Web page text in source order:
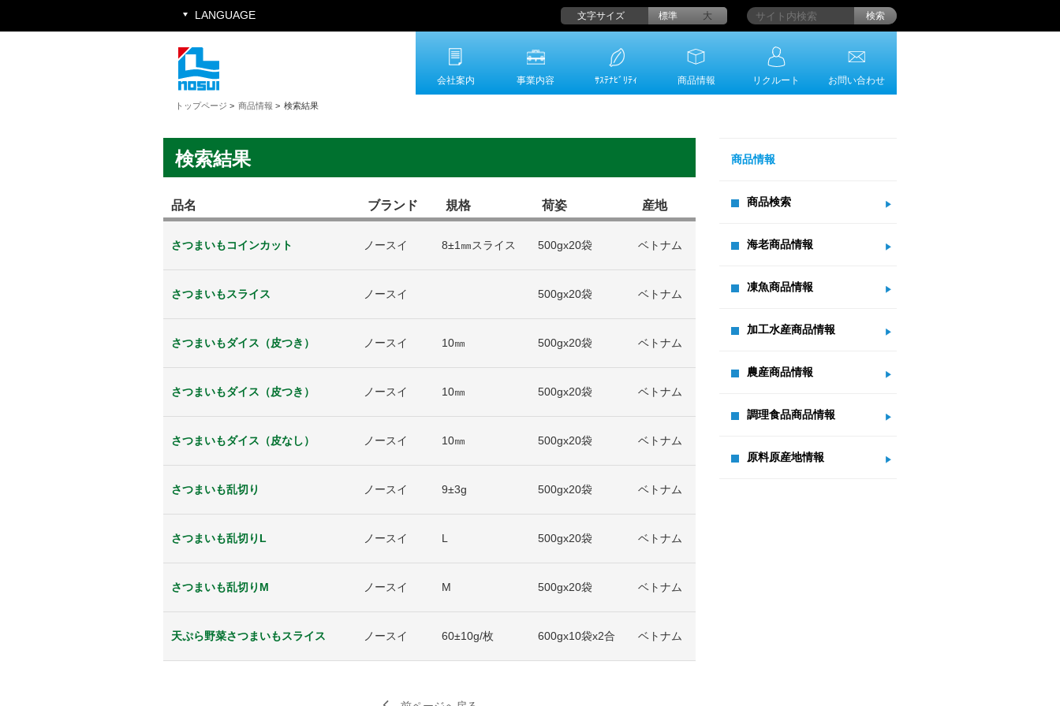
会社案内 事業内容 ｻｽﾃﾅﾋﾞﾘﾃｨ 商品情報 リクルート お問い合わせ
トップページ > 商品情報 > 検索結果
商品情報
商品検索
海老商品情報
凍魚商品情報
加工水産商品情報
農産商品情報
調理食品商品情報
原料原産地情報
検索結果
品名 ブランド 規格 荷姿 産地
さつまいもコインカット ノースイ 8±1㎜スライス 500gx20袋 ベトナム
さつまいもスライス ノースイ 500gx20袋 ベトナム
さつまいもダイス（皮つき） ノースイ 10㎜ 500gx20袋 ベトナム
さつまいもダイス（皮つき） ノースイ 10㎜ 500gx20袋 ベトナム
さつまいもダイス（皮なし） ノースイ 10㎜ 500gx20袋 ベトナム
さつまいも乱切り ノースイ 9±3g 500gx20袋 ベトナム
さつまいも乱切りL ノースイ L 500gx20袋 ベトナム
さつまいも乱切りM ノースイ M 500gx20袋 ベトナム
天ぷら野菜さつまいもスライス ノースイ 60±10g/枚 600gx10袋x2合 ベトナム
検索
文字サイズ 大
標準
LANGUAGE